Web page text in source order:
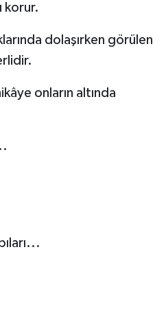
korur.
dolaşırken görülen
onların altında